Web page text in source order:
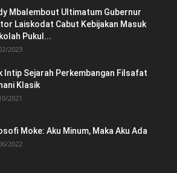
Mbalembout Ultimatum Gubernur
Laiskodat Cabut Kebijakan Masuk
Pukul...
2023
Intip Sejarah Perkembangan Filsafat
Klasik
2021
Moke: Aku Minum, Maka Aku Ada
2022